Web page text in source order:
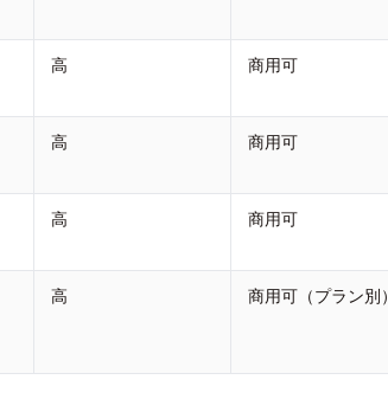
高 商用可
高 商用可
高 商用可
高 商用可（プラン別）